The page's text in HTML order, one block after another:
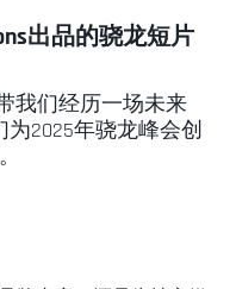
出品的骁龙短片
我们经历一场未来
2025年骁龙峰会创